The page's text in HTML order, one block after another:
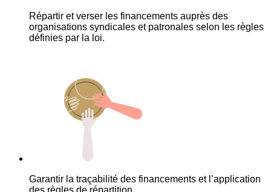
Répartir et verser les financements auprès des
organisations syndicales et patronales selon les règles
définies par la loi.
Garantir la traçabilité des financements et l’application
des règles de répartition.